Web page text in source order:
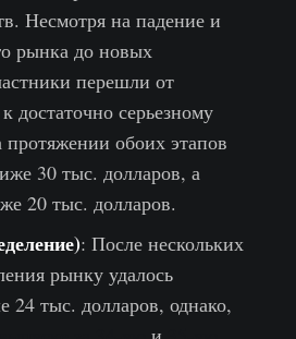
Несмотря на падение и
рынка до новых
перешли от
достаточно серьезному
обоих этапов
30 тыс. долларов, а
20 тыс. долларов.
: После нескольких
рынку удалось
24 тыс. долларов, однако,